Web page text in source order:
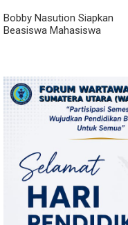
Bobby Nasution Siapkan
Beasiswa Mahasiswa